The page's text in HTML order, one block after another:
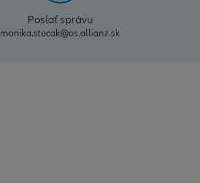
Poslať správu
monika.stecak@os.allianz.sk